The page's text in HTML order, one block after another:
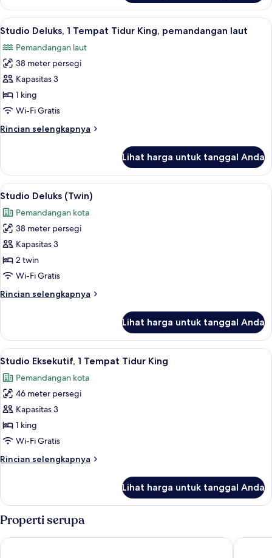
Studio
Deluks,
1
Tidur
King
Lihat
semua
foto
untuk
Studio
Deluks,
1
Tidur
laut
Seprai premium, brankas, meja
4
Studio Deluks, 1 Tempat Tidur King, pemandangan laut
Pemandangan laut
38 meter persegi
Kapasitas 3
1 king
Wi-Fi Gratis
Rincian selengkapnya
Rincian
Studio
Deluks,
1
Tidur
King,
laut
Lihat harga untuk tanggal Anda
Lihat
semua
foto
untuk
Studio
Deluks
(Twin)
Seprai premium, brankas, meja
4
Studio Deluks (Twin)
Pemandangan kota
38 meter persegi
Kapasitas 3
2 twin
Wi-Fi Gratis
Rincian selengkapnya
Rincian
Studio
Deluks
(Twin)
Lihat harga untuk tanggal Anda
Lihat
semua
foto
untuk
Studio
Eksekutif,
1
Tidur
5
Studio Eksekutif, 1 Tempat Tidur King
Pemandangan kota
46 meter persegi
Kapasitas 3
1 king
Wi-Fi Gratis
Rincian selengkapnya
Rincian
Studio
1
Tidur
Lihat harga untuk tanggal Anda
Properti serupa
DoubleTree by Hilton Hotel Johor Bahru R&F